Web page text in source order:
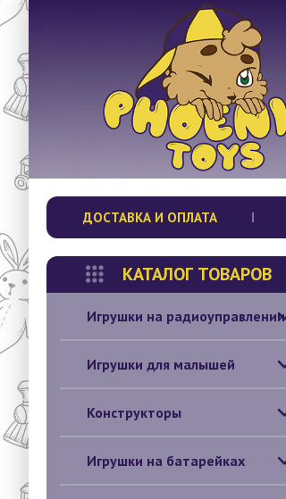
ДОСТАВКА И ОПЛАТА
КАТАЛОГ ТОВАРОВ
Игрушки на радиоуправлении
Игрушки для малышей
Конструкторы
Игрушки на батарейках